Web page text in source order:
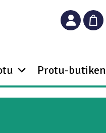
Protu-butiken